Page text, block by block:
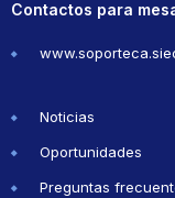
Contactos para
Noticias
Oportunidades
Preguntas